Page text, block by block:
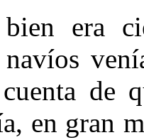
era
de
en gran